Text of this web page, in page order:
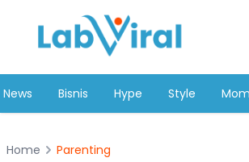
News Bisnis Hype Style Mom
Home Parenting